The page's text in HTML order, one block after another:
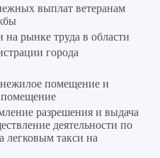
выплат ветеранам
рынке труда в области
города
помещение и
разрешения и выдача
деятельности по
легковым такси на